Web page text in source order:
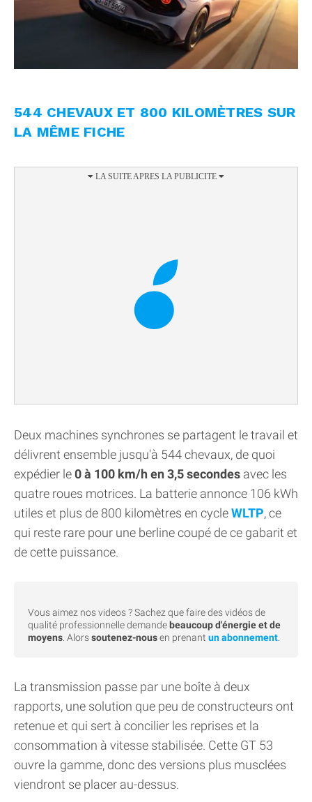
544 CHEVAUX ET 800 KILOMÈTRES SUR
LA MÊME FICHE
Deux machines synchrones se partagent le travail et
délivrent ensemble jusqu'à 544 chevaux, de quoi
expédier le0 à 100 km/h en 3,5 secondes avec les
quatre roues motrices. La batterie annonce 106 kWh
utiles et plus de 800 kilomètres en cycleWLTP, ce
qui reste rare pour une berline coupé de ce gabarit et
de cette puissance.
Vous aimez nos videos ? Sachez que faire des vidéos de
qualité professionnelle demandebeaucoup d'énergie et de
moyens . Alorssoutenez-nousen prenant un abonnement
La transmission passe par une boîte à deux
rapports, une solution que peu de constructeurs ont
retenue et qui sert à concilier les reprises et la
consommation à vitesse stabilisée. Cette GT 53
ouvre la gamme, donc des versions plus musclées
viendront se placer au-dessus.